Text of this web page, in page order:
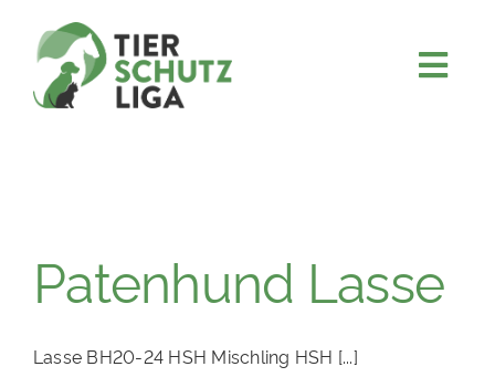
content
FÖRDERN & VERERBEN
Patenhund Lasse
Lasse BH20-24 HSH Mischling HSH [...]